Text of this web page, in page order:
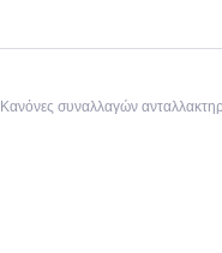
Κανόνες συναλλαγών